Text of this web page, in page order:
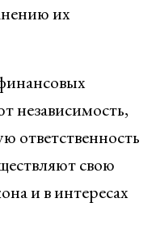
их
независимость,
ответственность
свою
и в интересах